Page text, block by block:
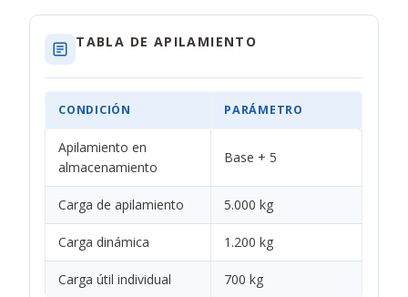
TABLA DE APILAMIENTO
CONDICIÓN PARÁMETRO
Apilamiento en
almacenamiento
Base + 5
Carga de apilamiento 5.000 kg
Carga dinámica 1.200 kg
Carga útil individual 700 kg